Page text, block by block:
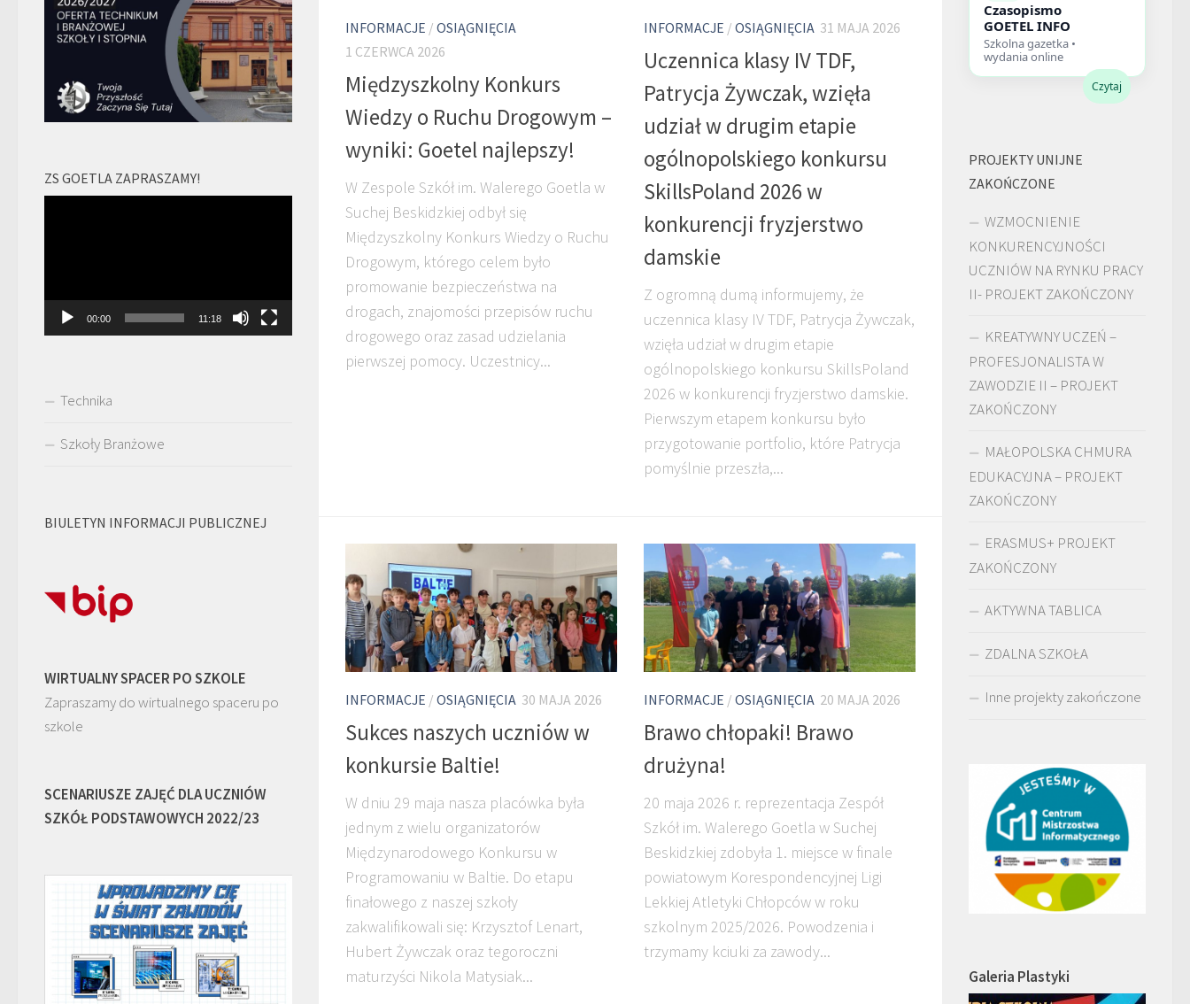
INFORMACJE / OSIĄGNIĘCIA
1 CZERWCA 2026
Międzyszkolny Konkurs
Wiedzy o Ruchu Drogowym –
wyniki: Goetel najlepszy!
W Zespole Szkół im. Walerego Goetla w
Suchej Beskidzkiej odbył się
Międzyszkolny Konkurs Wiedzy o Ruchu
Drogowym, którego celem było
promowanie bezpieczeństwa na
drogach, znajomości przepisów ruchu
drogowego oraz zasad udzielania
pierwszej pomocy. Uczestnicy...
INFORMACJE / OSIĄGNIĘCIA 31 MAJA 2026
Uczennica klasy IV TDF,
Patrycja Żywczak, wzięła
udział w drugim etapie
ogólnopolskiego konkursu
SkillsPoland 2026 w
konkurencji fryzjerstwo
damskie
Z ogromną dumą informujemy, że
uczennica klasy IV TDF, Patrycja Żywczak,
wzięła udział w drugim etapie
ogólnopolskiego konkursu SkillsPoland
2026 w konkurencji fryzjerstwo damskie.
Pierwszym etapem konkursu było
przygotowanie portfolio, które Patrycja
pomyślnie przeszła,...
INFORMACJE / OSIĄGNIĘCIA 30 MAJA 2026
Sukces naszych uczniów w
konkursie Baltie!
W dniu 29 maja nasza placówka była
jednym z wielu organizatorów
Międzynarodowego Konkursu w
Programowaniu w Baltie. Do etapu
finałowego z naszej szkoły
zakwalifikowali się: Krzysztof Lenart,
Hubert Żywczak oraz tegoroczni
maturzyści Nikola Matysiak...
INFORMACJE / OSIĄGNIĘCIA 20 MAJA 2026
Brawo chłopaki! Brawo
drużyna!
20 maja 2026 r. reprezentacja Zespół
Szkół im. Walerego Goetla w Suchej
Beskidzkiej zdobyła 1. miejsce w finale
powiatowym Korespondencyjnej Ligi
Lekkiej Atletyki Chłopców w roku
szkolnym 2025/2026. Powodzenia i
trzymamy kciuki za zawody...
ZS GOETLA ZAPRASZAMY!
00:00 11:18
Technika
Szkoły Branżowe
BIULETYN INFORMACJI PUBLICZNEJ
WIRTUALNY SPACER PO SZKOLE
Zapraszamy do wirtualnego spaceru po
szkole
SCENARIUSZE ZAJĘĆ DLA UCZNIÓW
SZKÓŁ PODSTAWOWYCH 2022/23
Czasopismo
GOETEL INFO
Szkolna gazetka •
wydania online
Czytaj
PROJEKTY UNIJNE
ZAKOŃCZONE
WZMOCNIENIE
KONKURENCYJNOŚCI
UCZNIÓW NA RYNKU PRACY
II- PROJEKT ZAKOŃCZONY
KREATYWNY UCZEŃ –
PROFESJONALISTA W
ZAWODZIE II – PROJEKT
ZAKOŃCZONY
MAŁOPOLSKA CHMURA
EDUKACYJNA – PROJEKT
ZAKOŃCZONY
ERASMUS+ PROJEKT
ZAKOŃCZONY
AKTYWNA TABLICA
ZDALNA SZKOŁA
Inne projekty zakończone
Galeria Plastyki